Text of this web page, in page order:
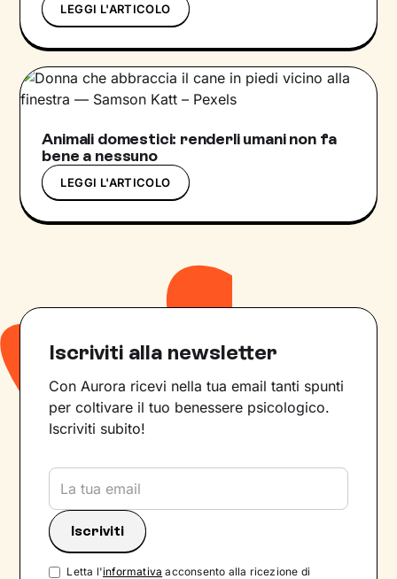
LEGGI L'ARTICOLO
Animali domestici: renderli umani non fa
bene a nessuno
LEGGI L'ARTICOLO
Iscriviti alla newsletter
Con Aurora ricevi nella tua email tanti spunti
per coltivare il tuo benessere psicologico.
Iscriviti subito!
Letta l'informativa acconsento alla ricezione di